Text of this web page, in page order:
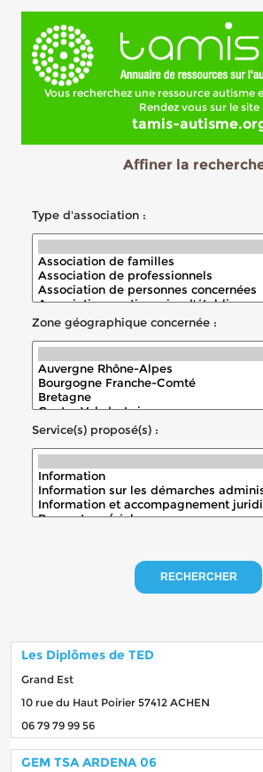
Vous recherchez une ressource autisme
Rendez vous sur le site
tamis-
Affiner la
Type d'association :
Zone géographique concernée :
Service(s) proposé(s) :
RECHERCHER
Les Diplômes de TED
Grand Est
10 rue du Haut Poirier 57412 ACHEN
06 79 79 99 56
GEM TSA ARDENA 06